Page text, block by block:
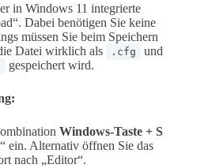
in Windows 11 integrierte
Dabei benötigen Sie keine
müssen Sie beim Speichern
Datei wirklich als
.cfg
und
gespeichert wird.
Windows-Taste + S
ein. Alternativ öffnen Sie das
nach „Editor“.